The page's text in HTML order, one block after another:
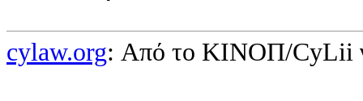
cylaw.org: Από το ΚΙΝOΠ/CyLii